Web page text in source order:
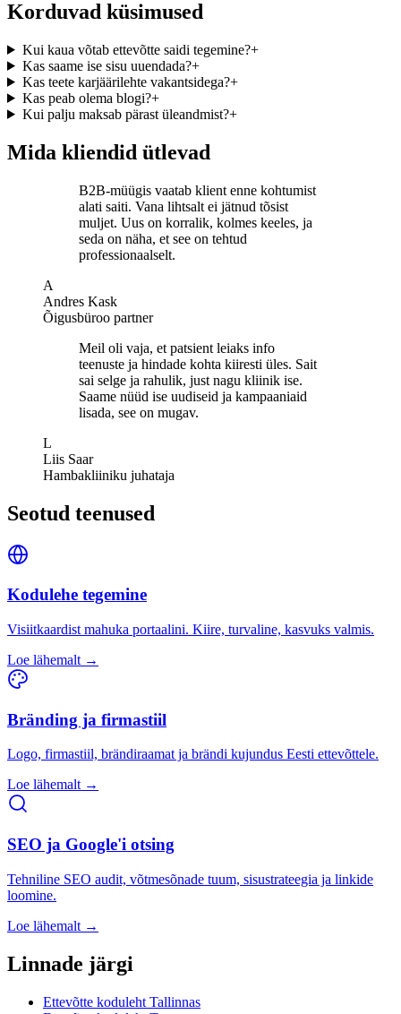
Korduvad küsimused
Kui kaua võtab ettevõtte saidi tegemine?+
Kas saame ise sisu uuendada?+
Kas teete karjäärilehte vakantsidega?+
Kas peab olema blogi?+
Kui palju maksab pärast üleandmist?+
Mida kliendid ütlevad
B2B-müügis vaatab klient enne kohtumist
alati saiti. Vana lihtsalt ei jätnud tõsist
muljet. Uus on korralik, kolmes keeles, ja
seda on näha, et see on tehtud
professionaalselt.
A
Andres Kask
Õigusbüroo partner
Meil oli vaja, et patsient leiaks info
teenuste ja hindade kohta kiiresti üles. Sait
sai selge ja rahulik, just nagu kliinik ise.
Saame nüüd ise uudiseid ja kampaaniaid
lisada, see on mugav.
L
Liis Saar
Hambakliiniku juhataja
Seotud teenused
Kodulehe tegemine
Visiitkaardist mahuka portaalini. Kiire, turvaline, kasvuks valmis.
Loe lähemalt →
Bränding ja firmastiil
Logo, firmastiil, brändiraamat ja brändi kujundus Eesti ettevõttele.
Loe lähemalt →
SEO ja Google'i otsing
Tehniline SEO audit, võtmesõnade tuum, sisustrateegia ja linkide
loomine.
Loe lähemalt →
Linnade järgi
Ettevõtte koduleht Tallinnas